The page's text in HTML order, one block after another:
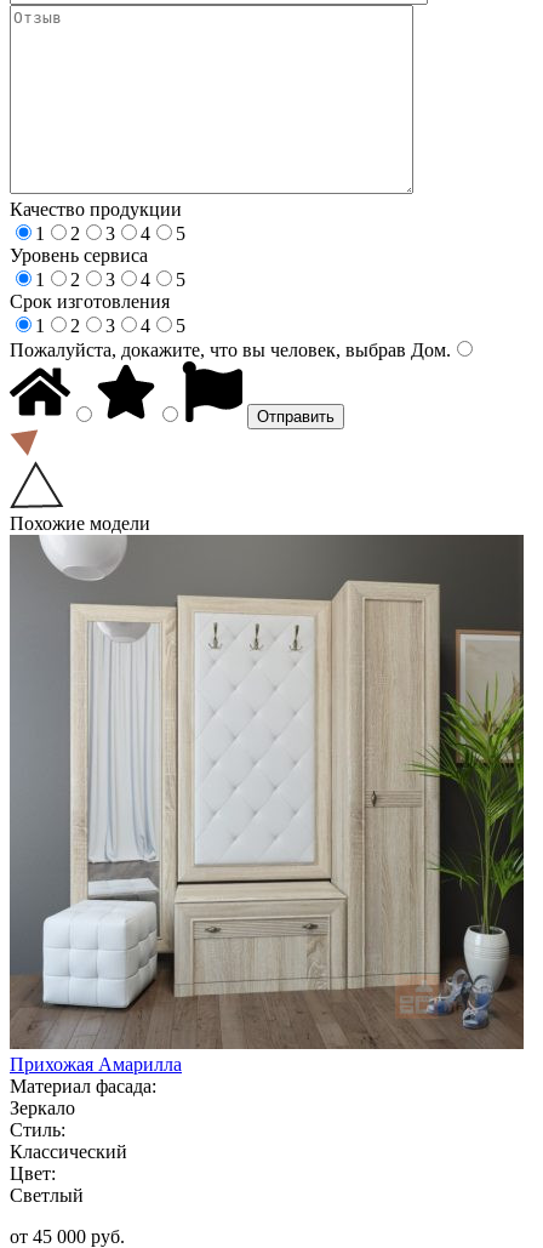
Качество продукции
1
2 3 4
5
Уровень сервиса
1
2 3 4
5
Срок изготовления
1
2 3 4
5
Пожалуйста, докажите, что вы человек, выбрав Дом.
Похожие модели
Прихожая Амарилла
Материал фасада:
Зеркало
Стиль:
Классический
Цвет:
Светлый
от 45 000 руб.